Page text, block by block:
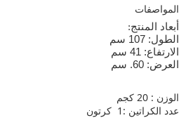
المواصفات
أبعاد المنتج:
الطول: 107 سم
الارتفاع: 41 سم
العرض: 60. سم
الوزن : 20 كجم
عدد الكراتين :1 كرتون